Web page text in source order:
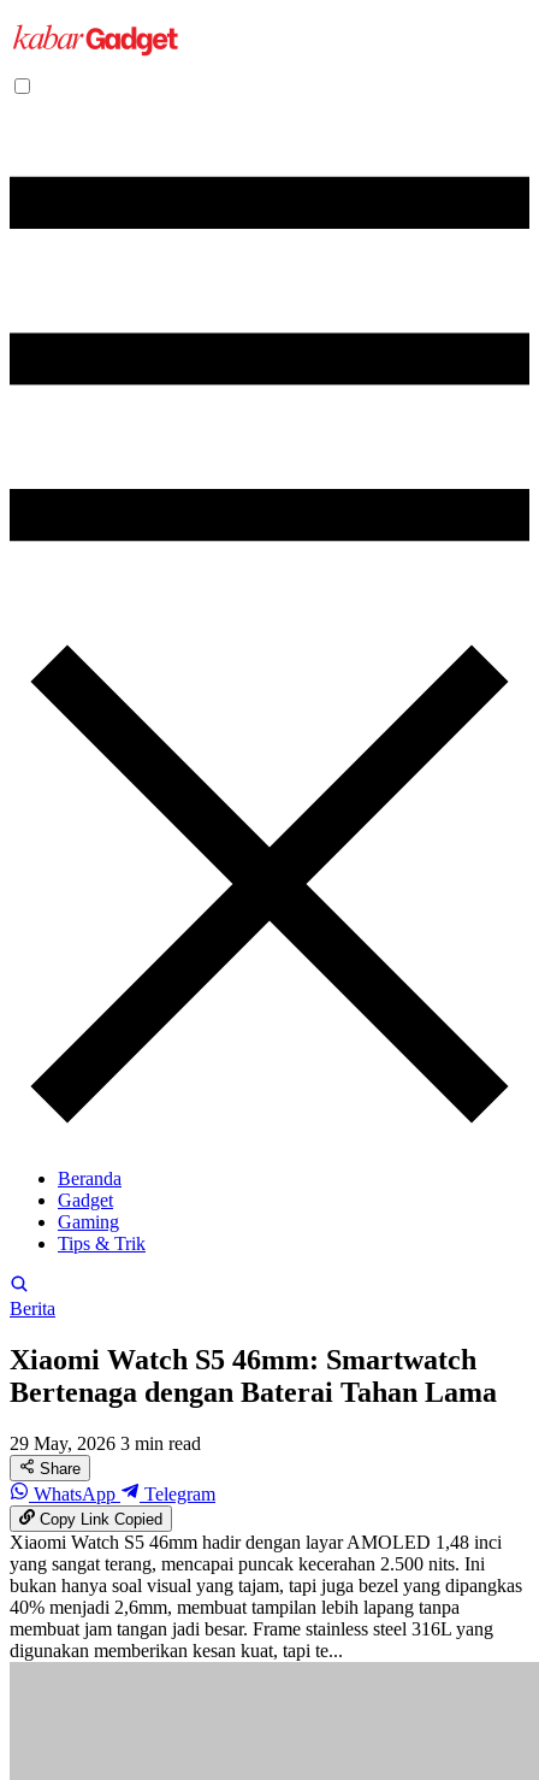
Beranda
Gadget
Gaming
Tips & Trik
Berita
Xiaomi Watch S5 46mm: Smartwatch
Bertenaga dengan Baterai Tahan Lama
29 May, 2026 3 min read
Share
WhatsApp Telegram
Copy LinkCopied
Xiaomi Watch S5 46mm hadir dengan layar AMOLED 1,48 inci
yang sangat terang, mencapai puncak kecerahan 2.500 nits. Ini
bukan hanya soal visual yang tajam, tapi juga bezel yang dipangkas
40% menjadi 2,6mm, membuat tampilan lebih lapang tanpa
membuat jam tangan jadi besar. Frame stainless steel 316L yang
digunakan memberikan kesan kuat, tapi te...